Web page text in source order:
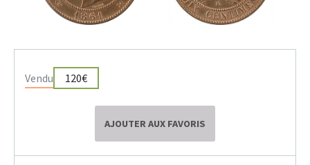
Vendu 120€
AJOUTER AUX FAVORIS